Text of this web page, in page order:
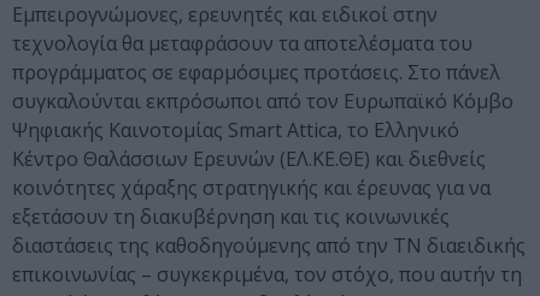
Εμπειρογνώμονες, ερευνητές και ειδικοί στην
τεχνολογία θα μεταφράσουν τα αποτελέσματα του
προγράμματος σε εφαρμόσιμες προτάσεις. Στο πάνελ
συγκαλούνται εκπρόσωποι από τον Ευρωπαϊκό Κόμβο
Ψηφιακής Καινοτομίας Smart Attica, το Ελληνικό
Κέντρο Θαλάσσιων Ερευνών (ΕΛ.ΚΕ.ΘΕ) και διεθνείς
κοινότητες χάραξης στρατηγικής και έρευνας για να
εξετάσουν τη διακυβέρνηση και τις κοινωνικές
διαστάσεις της καθοδηγούμενης από την ΤΝ διαειδικής
επικοινωνίας – συγκεκριμένα, τον στόχο, που αυτήν τη